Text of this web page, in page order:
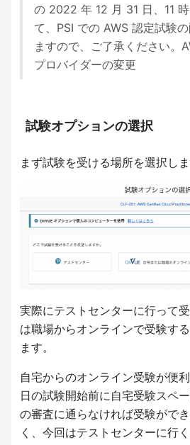
の 2022 年 12 月 31 日、11
て、PSI での AWS 認定試験
ますので、ご了承ください。
プロバイダーの変更
試験オプションの選択
まず試験を受ける場所を選択しま
実際にテストセンターに行って
は職場からオンラインで受験す
ます。
自宅からのオンライン受験が便
日の試験開始前に自宅受験スペ
の審査に通らなければ受験がで
く、今回はテストセンターに行